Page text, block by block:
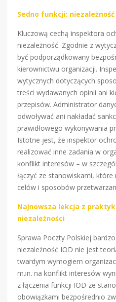
Sedno funkcji: niezależność
Kluczową cechą inspektora
niezależność. Zgodnie z
być podporządkowany
kierownictwu organizacji.
wytycznych dotyczących
treści wydawanych opinii ani
przepisów. Administrator
odwoływać ani nakładać
prawidłowego wykonywania
Istotne jest, że inspektor
realizować inne zadania w
konflikt interesów – w
łączyć ze stanowiskami,
celów i sposobów
Najnowsza lekcja z
niezależności
Sprawa Poczty Polskiej
niezależność IOD nie jest
twardym wymogiem
m.in. na konflikt interesów
z łączenia funkcji IOD ze
obowiązkami bezpośrednio